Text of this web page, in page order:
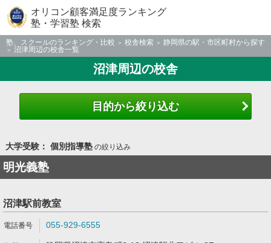
オリコン顧客満足度ランキング
塾・学習塾 検索
塾、スクールのランキング・比較 校舎検索
静岡県の駅・市区町村から探す
沼津周辺の校舎一覧
沼津周辺の校舎
目的から絞り込む
大学受験： 個別指導塾の絞り込み
明光義塾
沼津駅前教室
055-929-6555